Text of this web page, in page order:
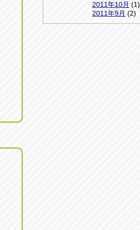
2011年10月 (1)
2011年9月 (2)